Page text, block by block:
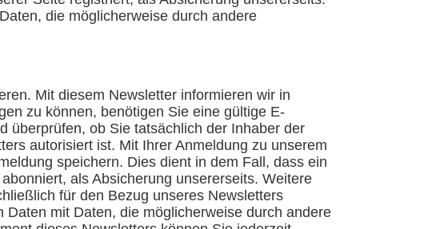
die möglicherweise durch andere
Mit diesem Newsletter informieren wir in
zu können, benötigen Sie eine gültige E-
überprüfen, ob Sie tatsächlich der Inhaber der
autorisiert ist. Mit Ihrer Anmeldung zu unserem
speichern. Dies dient in dem Fall, dass ein
als Absicherung unsererseits. Weitere
für den Bezug unseres Newsletters
mit Daten, die möglicherweise durch andere